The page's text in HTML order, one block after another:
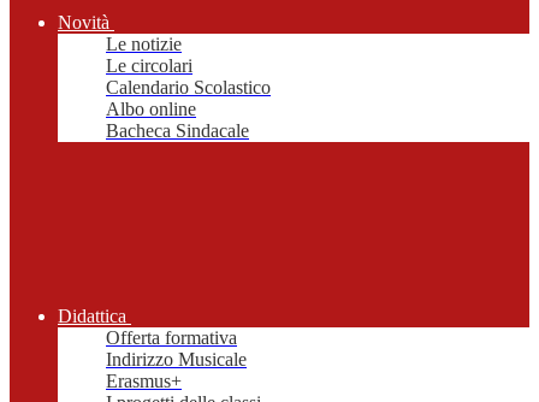
Novità
Le notizie
Le circolari
Calendario Scolastico
Albo online
Bacheca Sindacale
Didattica
Offerta formativa
Indirizzo Musicale
Erasmus+